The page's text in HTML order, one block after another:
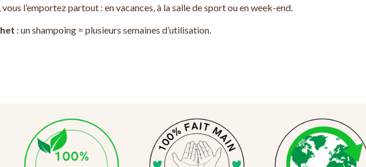
l’emportez partout : en vacances, à la salle de sport ou en week-end.
: un shampoing = plusieurs semaines d’utilisation.